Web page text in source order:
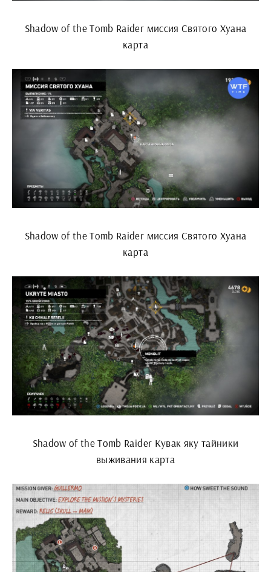
Shadow of the Tomb Raider миссия Святого Хуана
карта
Shadow of the Tomb Raider миссия Святого Хуана
карта
Shadow of the Tomb Raider Кувак яку тайники
выживания карта